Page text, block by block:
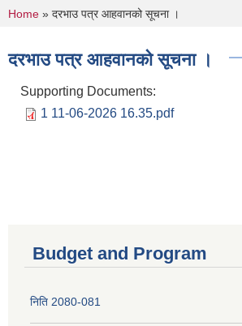
You are here
Home » दरभाउ पत्र आहवानको सूचना ।
दरभाउ पत्र आहवानको सूचना ।
Supporting Documents:
1 11-06-2026 16.35.pdf
Budget and Program
निति 2080-081